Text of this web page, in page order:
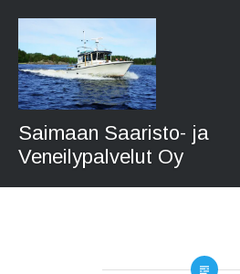
content
Saimaan Saaristo- ja
Veneilypalvelut Oy